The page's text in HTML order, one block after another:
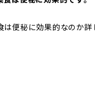
便秘に効果的なのか詳